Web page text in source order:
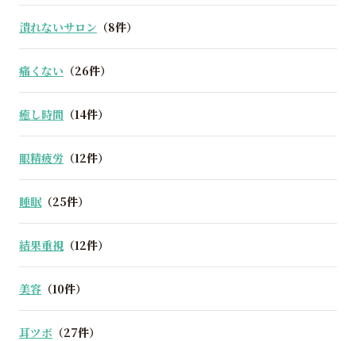
潰れないサロン （8件）
痛くない （26件）
癒し時間 （14件）
眼精疲労 （12件）
睡眠（25件）
結果重視 （12件）
美容 （10件）
耳ツボ （27件）